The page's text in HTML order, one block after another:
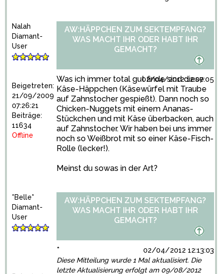
Nalah
Diamant-
User
Beigetreten:
21/09/2009
07:26:21
Beiträge:
11634
Offline
AW:HÄPPCHEN ZUM SEKTEMPFANG?
WAS MACHT IHR ODER HABT IHR
GEMACHT?
02/04/2012 12:07:05
Was ich immer total gut finde sind diese
Käse-Häppchen (Käsewürfel mit Traube
auf Zahnstocher gespießt). Dann noch so
Chicken-Nuggets mit einem Ananas-
Stückchen und mit Käse überbacken, auch
auf Zahnstocher. Wir haben bei uns immer
noch so Weißbrot mit so einer Käse-Fisch-
Rolle (lecker!).
Meinst du sowas in der Art?
*Belle*
Diamant-
User
AW:HÄPPCHEN ZUM SEKTEMPFANG?
WAS MACHT IHR ODER HABT IHR
GEMACHT?
02/04/2012 12:13:03
*
Diese Mitteilung wurde 1 Mal aktualisiert. Die
letzte Aktualisierung erfolgt am 09/08/2012